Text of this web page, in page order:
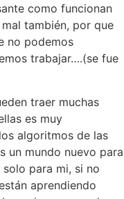
como funcionan
también, por que
no podemos
trabajar….(se fue
traer muchas
es muy
algoritmos de las
un mundo nuevo para
para mi, si no
aprendiendo